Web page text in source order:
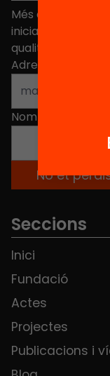
Més de 40.000
iniciatives,
qualitat de
Adreça
Nom
Seccions
Inici
Fundació
Actes
Projectes
Publicacions i